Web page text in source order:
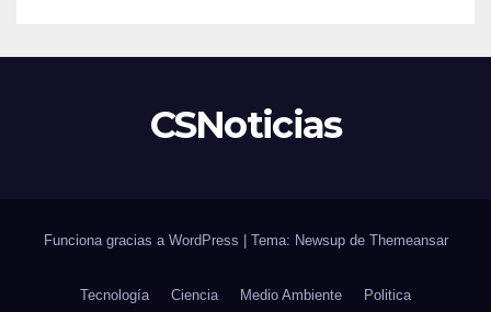
CSNoticias
Funciona gracias a WordPress Tema: Newsup de Themeansar
Tecnología Ciencia Medio Ambiente Politica